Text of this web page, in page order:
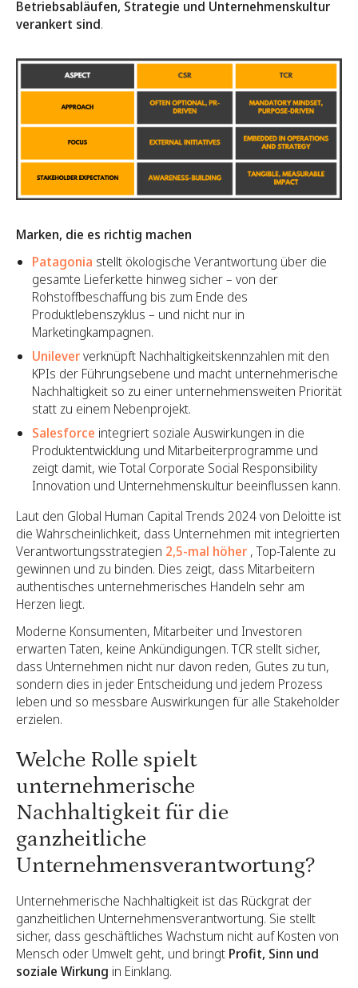
Betriebsabläufen, Strategie und Unternehmenskultur
verankert sind.
Marken, die es richtig machen
Patagonia stellt ökologische Verantwortung über die
gesamte Lieferkette hinweg sicher – von der
Rohstoffbeschaffung bis zum Ende des
Produktlebenszyklus – und nicht nur in
Marketingkampagnen.
Unileververknüpft Nachhaltigkeitskennzahlen mit den
KPIs der Führungsebene und macht unternehmerische
Nachhaltigkeit so zu einer unternehmensweiten Priorität
statt zu einem Nebenprojekt.
Salesforce integriert soziale Auswirkungen in die
Produktentwicklung und Mitarbeiterprogramme und
zeigt damit, wie Total Corporate Social Responsibility
Innovation und Unternehmenskultur beeinflussen kann.
Laut den Global Human Capital Trends 2024 von Deloitte ist
die Wahrscheinlichkeit, dass Unternehmen mit integrierten
Verantwortungsstrategien 2,5-mal höher , Top-Talente zu
gewinnen und zu binden. Dies zeigt, dass Mitarbeitern
authentisches unternehmerisches Handeln sehr am
Herzen liegt.
Moderne Konsumenten, Mitarbeiter und Investoren
erwarten Taten, keine Ankündigungen. TCR stellt sicher,
dass Unternehmen nicht nur davon reden, Gutes zu tun,
sondern dies in jeder Entscheidung und jedem Prozess
leben und so messbare Auswirkungen für alle Stakeholder
erzielen.
Welche Rolle spielt
unternehmerische
Nachhaltigkeit für die
ganzheitliche
Unternehmensverantwortung?
Unternehmerische Nachhaltigkeit ist das Rückgrat der
ganzheitlichen Unternehmensverantwortung. Sie stellt
sicher, dass geschäftliches Wachstum nicht auf Kosten von
Mensch oder Umwelt geht, und bringt Profit, Sinn und
soziale Wirkung in Einklang.